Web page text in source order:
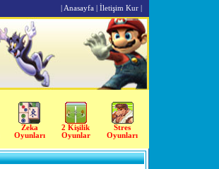
| Anasayfa | İletişim Kur |
Zeka
Oyunları
2 Kişilik
Oyunlar
Stres
Oyunları